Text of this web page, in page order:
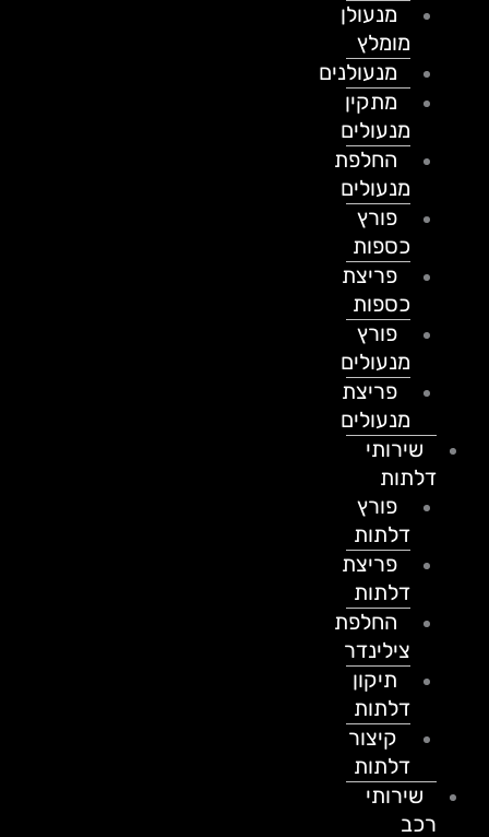
מנעולן
מומלץ
מנעולנים
מתקין
מנעולים
החלפת
מנעולים
פורץ
כספות
פריצת
כספות
פורץ
מנעולים
פריצת
מנעולים
שירותי
דלתות
פורץ
דלתות
פריצת
דלתות
החלפת
צילינדר
תיקון
דלתות
קיצור
דלתות
שירותי